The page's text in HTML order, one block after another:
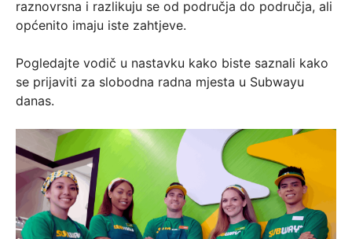
raznovrsna i razlikuju se od područja do područja, ali
općenito imaju iste zahtjeve.
Pogledajte vodič u nastavku kako biste saznali kako
se prijaviti za slobodna radna mjesta u Subwayu
danas.